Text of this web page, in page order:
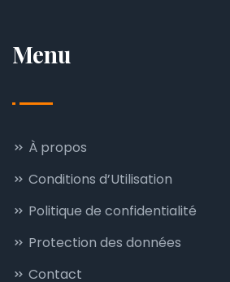
Menu
À propos
Conditions d’Utilisation
Politique de confidentialité
Protection des données
Contact